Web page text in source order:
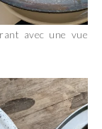
avec une vue